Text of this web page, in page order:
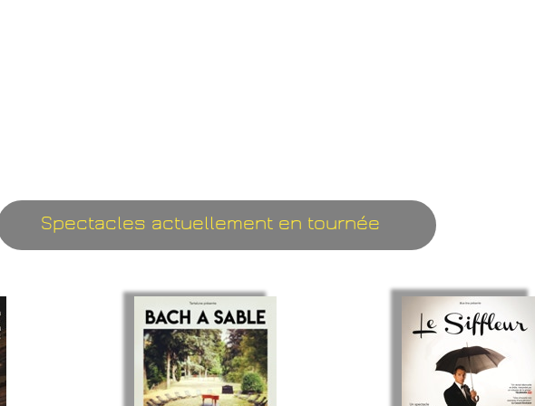
éponyme salué par la critique et les médias : (album fff Télérama – France inter « le pont des artistes »
Suisse, Belgique et au Québec.
comédien pour d'autres compagnies : “Friends” avec H3P, «TV(I) Monde” avec la Cie des Décatalogués,
Cie des chercheurs d'air...Mais aussi pour le cinéma (« B.U.P » de Nicolas Boone) et la télévision (« Les
Crépin).
Spectacles actuellement en tournée